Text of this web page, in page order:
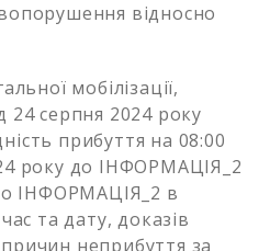
відносно
мобілізації,
24 серпня 2024 року
прибуття на 08:00
року до ІНФОРМАЦІЯ_2
ІНФОРМАЦІЯ_2 в
та дату, доказів
неприбуття за